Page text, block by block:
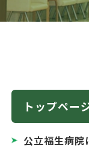
トップペー
公立福生病院